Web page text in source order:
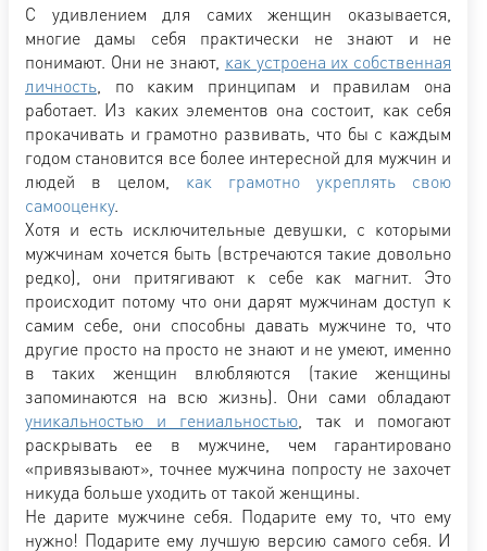
С удивлением для самих женщин оказывается,
многие дамы себя практически не знают и не
понимают. Они не знают, как устроена их собственная
личность , по каким принципам и правилам она
работает. Из каких элементов она состоит, как себя
прокачивать и грамотно развивать, что бы с каждым
годом становится все более интересной для мужчин и
людей в целом, как грамотно укреплять свою
самооценку.
Хотя и есть исключительные девушки, с которыми
мужчинам хочется быть (встречаются такие довольно
редко), они притягивают к себе как магнит. Это
происходит потому что они дарят мужчинам доступ к
самим себе, они способны давать мужчине то, что
другие просто на просто не знают и не умеют, именно
в таких женщин влюбляются (такие женщины
запоминаются на всю жизнь). Они сами обладают
уникальностью и гениальностью , так и помогают
раскрывать ее в мужчине, чем гарантировано
«привязывают», точнее мужчина попросту не захочет
никуда больше уходить от такой женщины.
Не дарите мужчине себя. Подарите ему то, что ему
нужно! Подарите ему лучшую версию самого себя. И